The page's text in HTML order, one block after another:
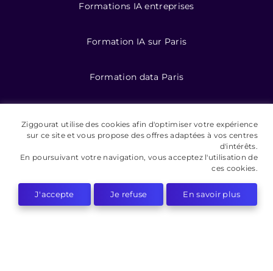
Formations IA entreprises
Formation IA sur Paris
Formation data Paris
©️ 2026 Ziggourat formations
Ziggourat utilise des cookies afin d'optimiser votre expérience
sur ce site et vous propose des offres adaptées à vos centres
d'intérêts.
En poursuivant votre navigation, vous acceptez l'utilisation de
ces cookies.
J'accepte Je refuse En savoir plus